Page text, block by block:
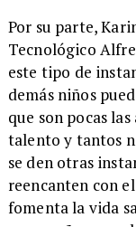
​Por su parte,
Tecnológico
este tipo de
demás niños
que son pocas
talento y tantos
se den otras
reencanten con
fomenta la vida